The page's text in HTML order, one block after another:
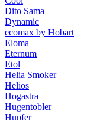
Dito Sama
Dynamic
ecomax by Hobart
Eloma
Eternum
Etol
Helia Smoker
Helios
Hogastra
Hugentobler
Hupfer